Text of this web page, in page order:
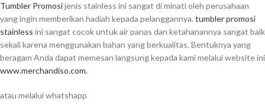
Tumbler Promosijenis stainless ini sangat di minati oleh perusahaan
yang ingin memberikan hadiah kepada pelanggannya. tumbler promosi
stainless ini sangat cocok untuk air panas dan ketahanannya sangat baik
sekali karena menggunakan bahan yang berkualitas. Bentuknya yang
beragam Anda dapat memesan langsung kepada kami melalui website ini
www.merchandiso.com.
atau melalui whatshapp